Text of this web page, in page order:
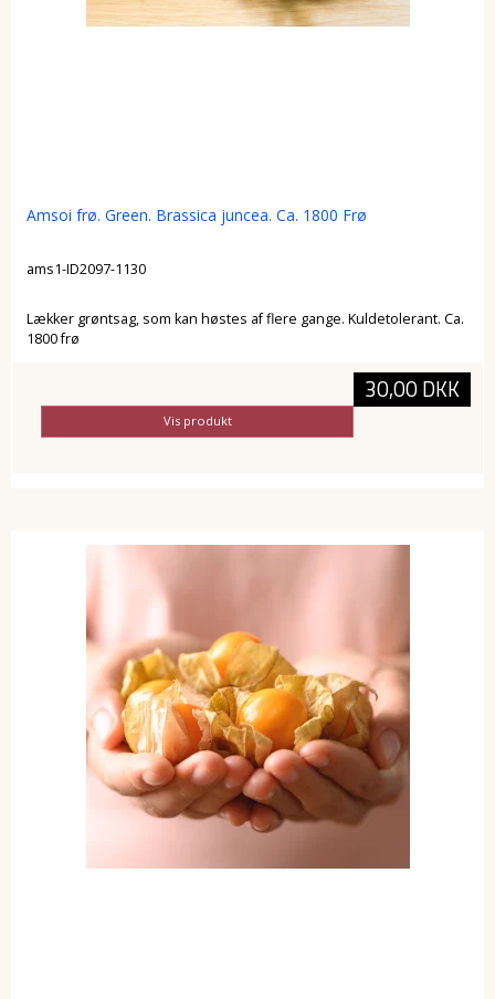
Amsoi frø. Green. Brassica juncea. Ca. 1800 Frø
ams1-ID2097-1130
Lækker grøntsag, som kan høstes af flere gange. Kuldetolerant. Ca.
1800 frø
30,00 DKK
Vis produkt